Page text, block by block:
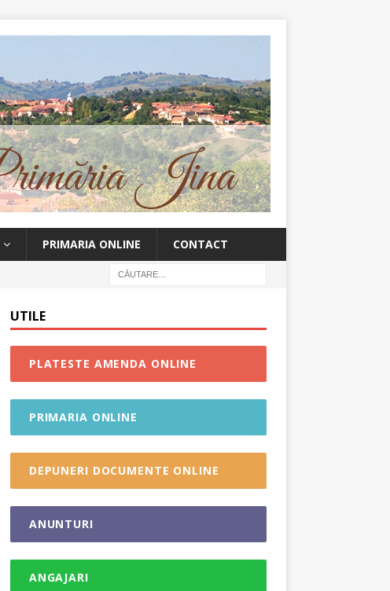
PRIMARIA ONLINE CONTACT
UTILE
PLATESTE AMENDA ONLINE
PRIMARIA ONLINE
DEPUNERI DOCUMENTE ONLINE
ANUNTURI
ANGAJARI